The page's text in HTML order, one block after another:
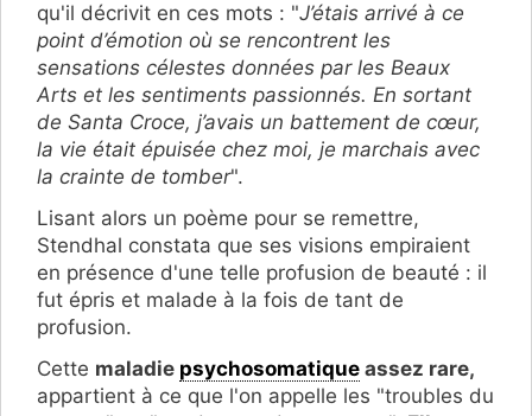
qu'il décrivit en ces mots : "J’étais arrivé à ce
point d’émotion où se rencontrent les
sensations célestes données par les Beaux
Arts et les sentiments passionnés. En sortant
de Santa Croce, j’avais un battement de cœur,
la vie était épuisée chez moi, je marchais avec
la crainte de tomber".
Lisant alors un poème pour se remettre,
Stendhal constata que ses visions empiraient
en présence d'une telle profusion de beauté : il
fut épris et malade à la fois de tant de
profusion.
Cette maladie psychosomatique assez rare,
appartient à ce que l'on appelle les "troubles du